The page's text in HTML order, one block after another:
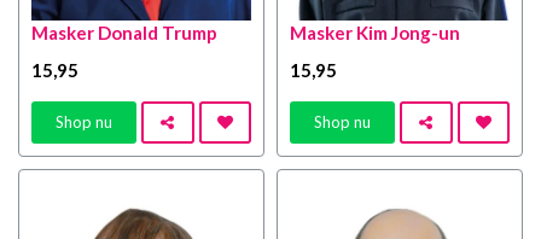
Masker Donald Trump
15,95
Shop nu
Masker Kim Jong-un
15,95
Shop nu